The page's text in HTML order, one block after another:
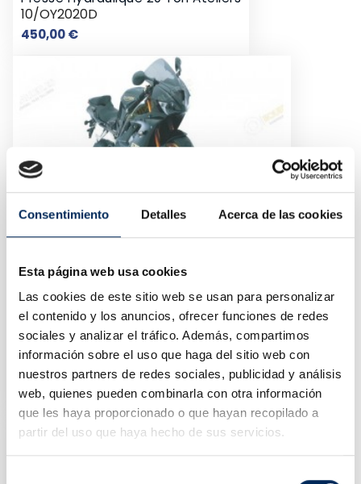
Consentimiento Detalles Acerca de las cookies
Esta página web usa cookies
Las cookies de este sitio web se usan para personalizar
el contenido y los anuncios, ofrecer funciones de redes
sociales y analizar el tráfico. Además, compartimos
información sobre el uso que haga del sitio web con
nuestros partners de redes sociales, publicidad y análisis
web, quienes pueden combinarla con otra información
que les haya proporcionado o que hayan recopilado a
partir del uso que haya hecho de sus servicios.
10/OY2020D
450,00 €Prix
Élévateur Hydraulique Pour Motos 500 Kg
10/EQT-M02
1 056,00 €Prix